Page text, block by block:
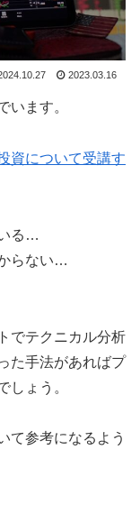
2023.03.16
います。
資について受講す
る…
らない…
でテクニカル分析
た手法があればプ
しょう。
て参考になるよう